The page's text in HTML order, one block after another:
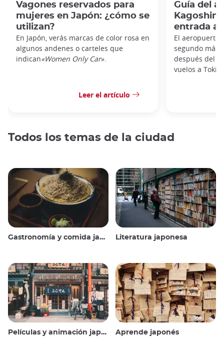
Vagones reservados para
mujeres en Japón: ¿cómo se
utilizan?
En Japón, verás marcas de color rosa en
algunos andenes o carteles que
indican«Women Only Car».
Leer el artículo
Guía del
entrada al
El aeropuerto
segundo más
después del
vuelos a
Todos los temas de la ciudad
Gastronomía y comida japonesas Literatura japonesa
Películas y animación japonesas Aprende japonés